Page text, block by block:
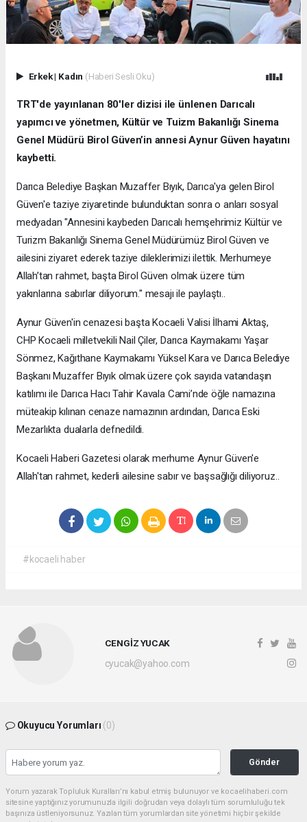
Erkek| Kadın (Haberi Sesli Oku)
TRT'de yayınlanan 80'ler dizisi ile ünlenen Darıcalı
yapımcı ve yönetmen, Kültür ve Tuizm Bakanlığı Sinema
Genel Müdürü Birol Güven’in annesi Aynur Güven hayatını
kaybetti.
Darıca Belediye Başkan Muzaffer Bıyık, Darıca'ya gelen Birol
Güven'e taziye ziyaretinde bulunduktan sonra o anları sosyal
medyadan "Annesini kaybeden Darıcalı hemşehrimiz Kültür ve
Turizm Bakanlığı Sinema Genel Müdürümüz Birol Güven ve
ailesini ziyaret ederek taziye dileklerimizi ilettik. Merhumeye
Allah’tan rahmet, başta Birol Güven olmak üzere tüm
yakınlarına sabırlar diliyorum." mesajı ile paylaştı..
Aynur Güven'in cenazesi başta Kocaeli Valisi İlhami Aktaş,
CHP Kocaeli milletvekili Nail Çiler, Darıca Kaymakamı Yaşar
Sönmez, Kağıthane Kaymakamı Yüksel Kara ve Darıca Belediye
Başkanı Muzaffer Bıyık olmak üzere çok sayıda vatandaşın
katılımı ile Darıca Hacı Tahir Kavala Cami’nde öğle namazına
müteakip kılınan cenaze namazının ardından, Darıca Eski
Mezarlıkta dualarla defnedildi.
Kocaeli Haberi Gazetesi olarak merhume Aynur Güven'e
Allah'tan rahmet, kederli ailesine sabır ve başsağlığı diliyoruz..
#kocaeli haber
CENGİZ YUCAK
cyucak@yahoo.com
Okuyucu Yorumları (0)
Gönder
Yorum yazarak Topluluk Kuralları’nı kabul etmiş bulunuyor ve kocaelihaberi.com
sitesine yaptığınız yorumunuzla ilgili doğrudan veya dolaylı tüm sorumluluğu tek
başınıza üstleniyorsunuz. Yazılan tüm yorumlardan site yönetimi hiçbir şekilde